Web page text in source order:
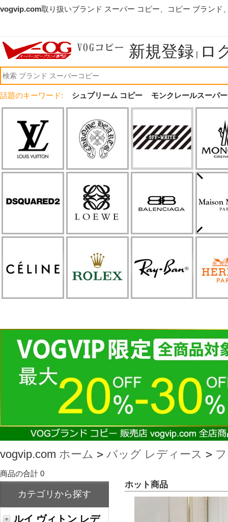
vogvip.com取り扱いブランド スーパー コピー、コピー ブランド
新規登録 | ロ
話題のキーワード: シュプリーム コピー モンクレールスーパ
vogvip.com ホーム > バッグ レディース >
商品の合計 0
カテゴリから探す
ルイ ヴィトン レデ
ホット商品